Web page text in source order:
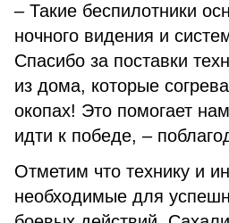
– Такие беспилотники
ночного видения и
Спасибо за поставки
из дома, которые
окопах! Это помогает
идти к победе, –
Отметим что технику и
необходимые для